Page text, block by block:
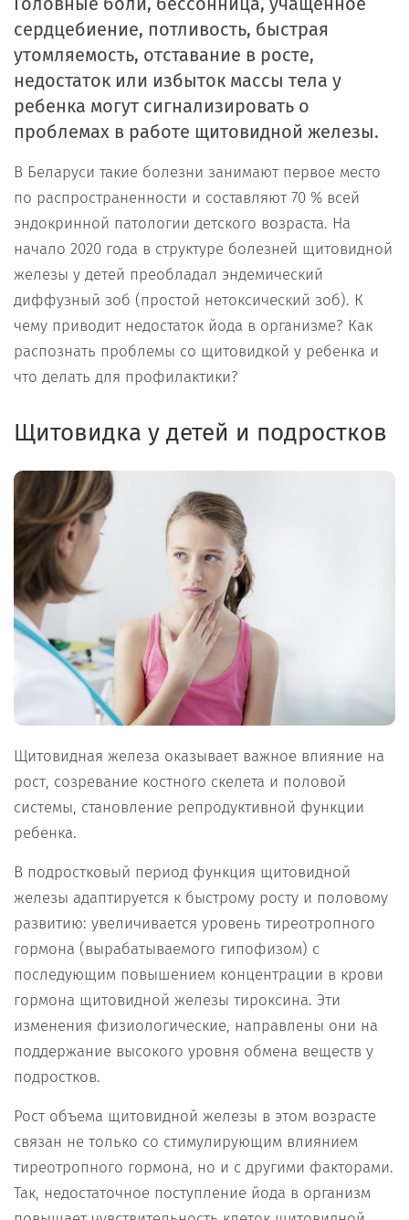
сердцебиение, потливость, быстрая
утомляемость, отставание в росте,
недостаток или избыток массы тела у
ребенка могут сигнализировать о
проблемах в работе щитовидной железы.
В Беларуси такие болезни занимают первое место
по распространенности и составляют 70 % всей
эндокринной патологии детского возраста. На
начало 2020 года в структуре болезней щитовидной
железы у детей преобладал эндемический
диффузный зоб (простой нетоксический зоб). К
чему приводит недостаток йода в организме? Как
распознать проблемы со щитовидкой у ребенка и
что делать для профилактики?
Щитовидка у детей и подростков
Щитовидная железа оказывает важное влияние на
рост, созревание костного скелета и половой
системы, становление репродуктивной функции
ребенка.
В подростковый период функция щитовидной
железы адаптируется к быстрому росту и половому
развитию: увеличивается уровень тиреотропного
гормона (вырабатываемого гипофизом) с
последующим повышением концентрации в крови
гормона щитовидной железы тироксина. Эти
изменения физиологические, направлены они на
поддержание высокого уровня обмена веществ у
подростков.
Рост объема щитовидной железы в этом возрасте
связан не только со стимулирующим влиянием
тиреотропного гормона, но и с другими факторами.
Так, недостаточное поступление йода в организм